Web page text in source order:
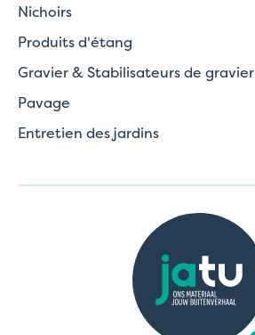
Nichoirs
Produits d'étang
Gravier & Stabilisateurs de gravier
Pavage
Entretien des jardins